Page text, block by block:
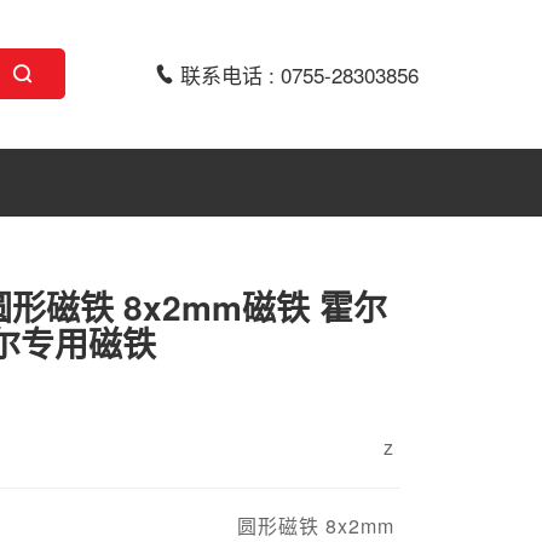
联系电话 : 0755-28303856
形磁铁 8x2mm磁铁 霍尔
专用磁铁
z
圆形磁铁 8x2mm